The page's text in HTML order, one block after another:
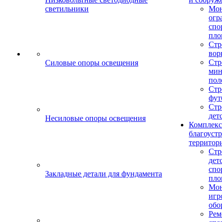
светильники
Силовые опоры освещения
Несиловые опоры освещения
Закладные детали для фундамента